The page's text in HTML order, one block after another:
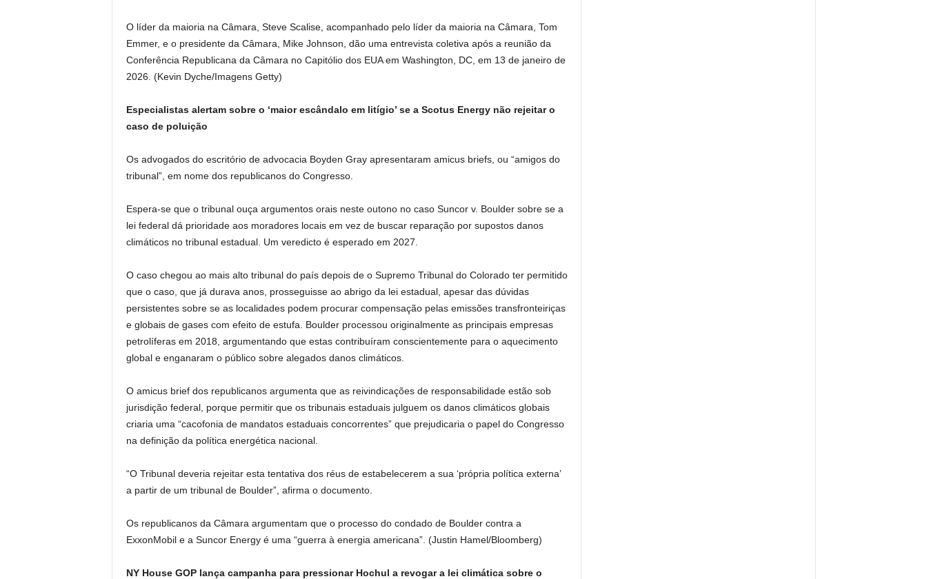
O líder da maioria na Câmara, Steve Scalise, acompanhado pelo líder da maioria na Câmara, Tom
Emmer, e o presidente da Câmara, Mike Johnson, dão uma entrevista coletiva após a reunião da
Conferência Republicana da Câmara no Capitólio dos EUA em Washington, DC, em 13 de janeiro de
2026. (Kevin Dyche/Imagens Getty)
Especialistas alertam sobre o ‘maior escândalo em litígio’ se a Scotus Energy não rejeitar o
caso de poluição
Os advogados do escritório de advocacia Boyden Gray apresentaram amicus briefs, ou “amigos do
tribunal”, em nome dos republicanos do Congresso.
Espera-se que o tribunal ouça argumentos orais neste outono no caso Suncor v. Boulder sobre se a
lei federal dá prioridade aos moradores locais em vez de buscar reparação por supostos danos
climáticos no tribunal estadual. Um veredicto é esperado em 2027.
O caso chegou ao mais alto tribunal do país depois de o Supremo Tribunal do Colorado ter permitido
que o caso, que já durava anos, prosseguisse ao abrigo da lei estadual, apesar das dúvidas
persistentes sobre se as localidades podem procurar compensação pelas emissões transfronteiriças
e globais de gases com efeito de estufa. Boulder processou originalmente as principais empresas
petrolíferas em 2018, argumentando que estas contribuíram conscientemente para o aquecimento
global e enganaram o público sobre alegados danos climáticos.
O amicus brief dos republicanos argumenta que as reivindicações de responsabilidade estão sob
jurisdição federal, porque permitir que os tribunais estaduais julguem os danos climáticos globais
criaria uma “cacofonia de mandatos estaduais concorrentes” que prejudicaria o papel do Congresso
na definição da política energética nacional.
“O Tribunal deveria rejeitar esta tentativa dos réus de estabelecerem a sua ‘própria política externa’
a partir de um tribunal de Boulder”, afirma o documento.
Os republicanos da Câmara argumentam que o processo do condado de Boulder contra a
ExxonMobil e a Suncor Energy é uma “guerra à energia americana”. (Justin Hamel/Bloomberg)
NY House GOP lança campanha para pressionar Hochul a revogar a lei climática sobre o